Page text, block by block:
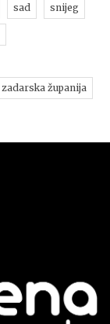
sad snijeg
zadarska županija